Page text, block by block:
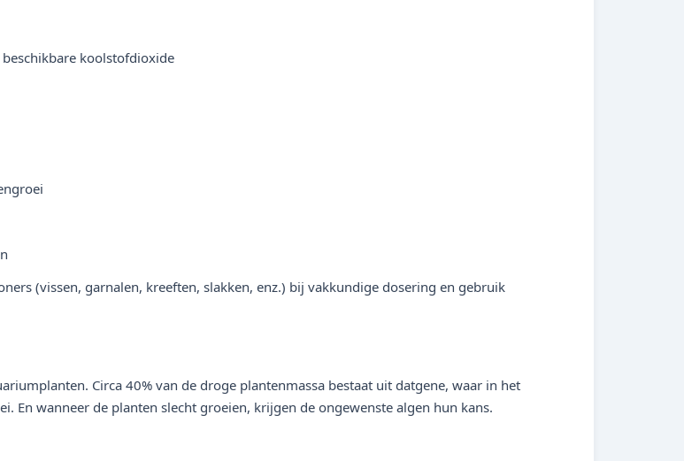
koolstofdioxide
(vissen, garnalen, kreeften, slakken, enz.) bij vakkundige dosering en gebruik
Circa 40% van de droge plantenmassa bestaat uit datgene, waar in het
En wanneer de planten slecht groeien, krijgen de ongewenste algen hun kans.